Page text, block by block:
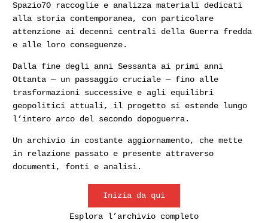
Spazio70 raccoglie e analizza materiali dedicati
alla storia contemporanea, con particolare
attenzione ai decenni centrali della Guerra fredda
e alle loro conseguenze.
Dalla fine degli anni Sessanta ai primi anni
Ottanta — un passaggio cruciale — fino alle
trasformazioni successive e agli equilibri
geopolitici attuali, il progetto si estende lungo
l’intero arco del secondo dopoguerra.
Un archivio in costante aggiornamento, che mette
in relazione passato e presente attraverso
documenti, fonti e analisi.
Inizia da qui
Esplora l’archivio completo